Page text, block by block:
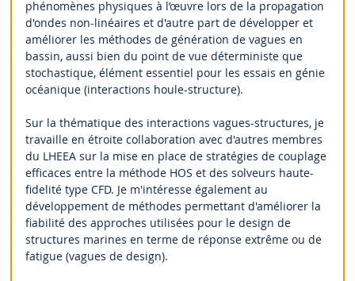
phénomènes physiques à l’œuvre lors de la propagation
d'ondes non-linéaires et d'autre part de développer et
améliorer les méthodes de génération de vagues en
bassin, aussi bien du point de vue déterministe que
stochastique, élément essentiel pour les essais en génie
océanique (interactions houle-structure).
Sur la thématique des interactions vagues-structures, je
travaille en étroite collaboration avec d'autres membres
du LHEEA sur la mise en place de stratégies de couplage
efficaces entre la méthode HOS et des solveurs haute-
fidelité type CFD. Je m'intéresse également au
développement de méthodes permettant d'améliorer la
fiabilité des approches utilisées pour le design de
structures marines en terme de réponse extrême ou de
fatigue (vagues de design).